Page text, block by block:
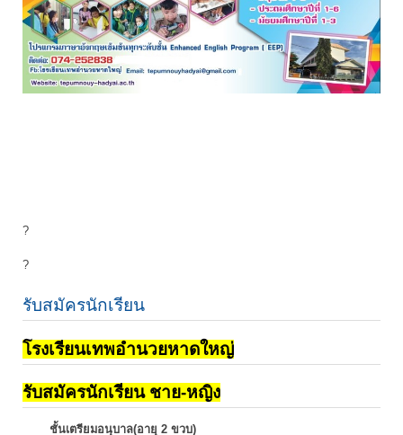
?
?
รับสมัครนักเรียน
โรงเรียนเทพอำนวยหาดใหญ่
รับสมัครนักเรียน ชาย-หญิง
ชั้นเตรียมอนุบาล(อายุ 2 ขวบ)